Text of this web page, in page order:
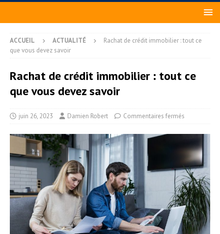
ACCUEIL ACTUALITÉ
Rachat de crédit immobilier : tout ce
que vous devez savoir
Rachat de crédit immobilier : tout ce
que vous devez savoir
juin 26, 2023 Damien Robert Commentaires fermés